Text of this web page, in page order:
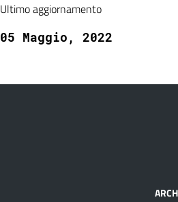
Ultimo aggiornamento
05 Maggio, 2022